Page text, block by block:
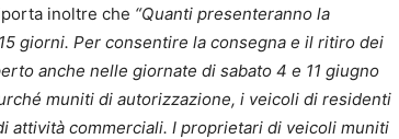
inoltre che “Quanti presenteranno la
giorni. Per consentire la consegna e il ritiro dei
anche nelle giornate di sabato 4 e 11 giugno
muniti di autorizzazione, i veicoli di residenti
attività commerciali. I proprietari di veicoli muniti